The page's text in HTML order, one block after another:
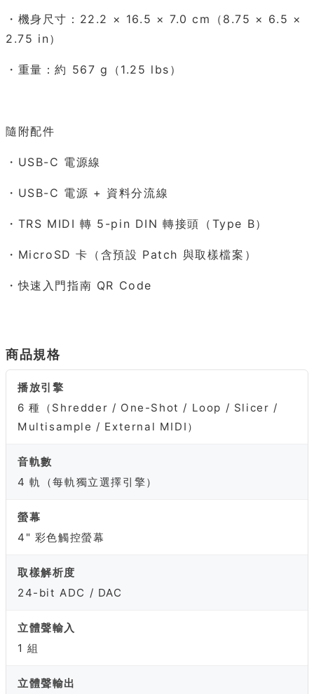
・機身尺寸：22.2 × 16.5 × 7.0 cm（8.75 × 6.5 ×
2.75 in）
・重量：約 567 g（1.25 lbs）
隨附配件
・USB-C 電源線
・USB-C 電源 + 資料分流線
・TRS MIDI 轉 5-pin DIN 轉接頭（Type B）
・MicroSD 卡（含預設 Patch 與取樣檔案）
・快速入門指南 QR Code
商品規格
播放引擎
6 種（Shredder / One-Shot / Loop / Slicer /
Multisample / External MIDI）
音軌數
4 軌（每軌獨立選擇引擎）
螢幕
4" 彩色觸控螢幕
取樣解析度
24-bit ADC / DAC
立體聲輸入
1 組
立體聲輸出